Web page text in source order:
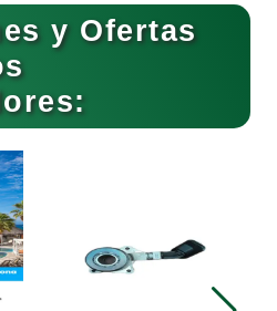
y Ofertas
Viajes - Promoción en
Destinos Turísticos -
Riviera Maya